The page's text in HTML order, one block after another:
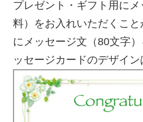
プレゼント・ギフト用に
料）をお入れいただくこ
にメッセージ文（80文字
ッセージカードのデザイン